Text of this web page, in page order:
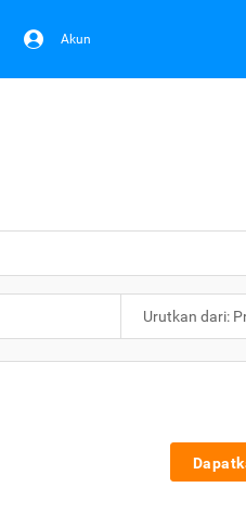
Akun
Urutkan dari: